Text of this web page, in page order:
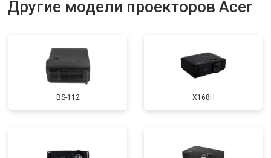
Другие модели проекторов Acer
BS-112 X168H